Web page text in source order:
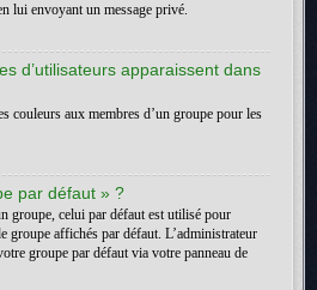
lui envoyant un message privé.
d’utilisateurs apparaissent dans
couleurs aux membres d’un groupe pour les
par défaut » ?
groupe, celui par défaut est utilisé pour
groupe affichés par défaut. L’administrateur
groupe par défaut via votre panneau de